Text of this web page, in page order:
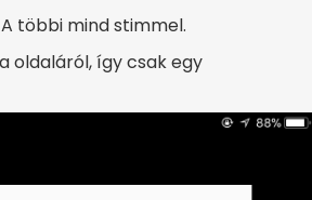
többi mind stimmel.
oldaláról, így csak egy